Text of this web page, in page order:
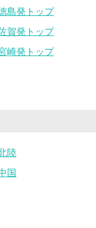
島発トップ
賀発トップ
崎発トップ
陸
国